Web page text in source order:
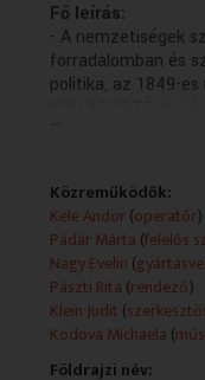
Fő leírás:
- A nemzetiségek
forradalomban és
politika, az 1849-
- 2009-03-03-án
NYILATKOZÓ:
Köztársaság;
- Az iskola
nosztalgiabált
Lengyel Iskolában
NYILATKOZÓ:
Sándor Lengyel Iskola
...
Közreműködők:
Kele Andor(operatőr)
Pádár Márta (felelős
Nagy Evelin (
Pászti Rita (rendező)
Klein Judit (
Kodova Michaela (
Földrajzi név: